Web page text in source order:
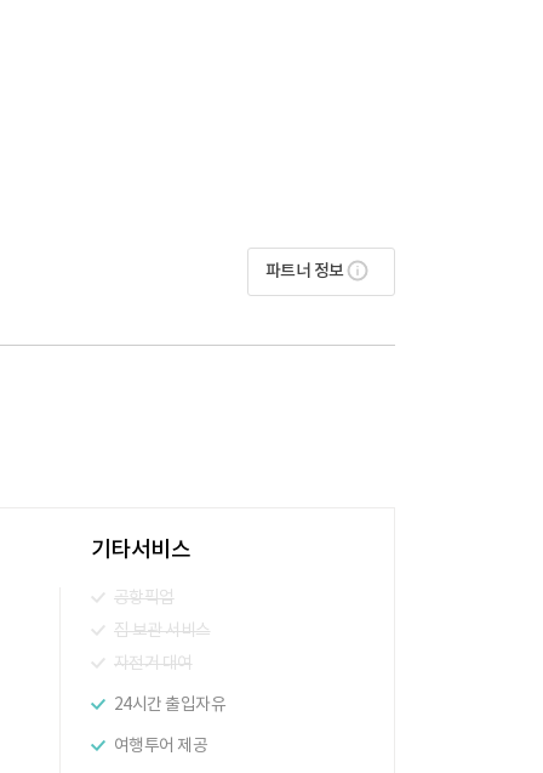
파트너 정보
기타서비스
공항픽업
짐 보관 서비스
자전거 대여
24시간 출입자유
여행투어 제공